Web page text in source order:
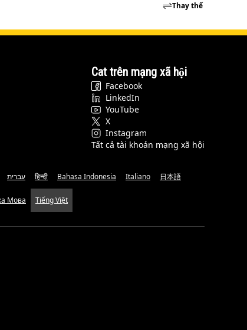
Thay thế
Cat trên mạng xã hội
Facebook
LinkedIn
YouTube
X
Instagram
Tất cả tài khoản mạng xã hội
עברית हिन्दी Bahasa Indonesia Italiano 日本語
Мова Tiếng Việt